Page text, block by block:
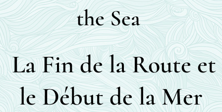
the Sea
La Fin de la Route et
le Début de la Mer